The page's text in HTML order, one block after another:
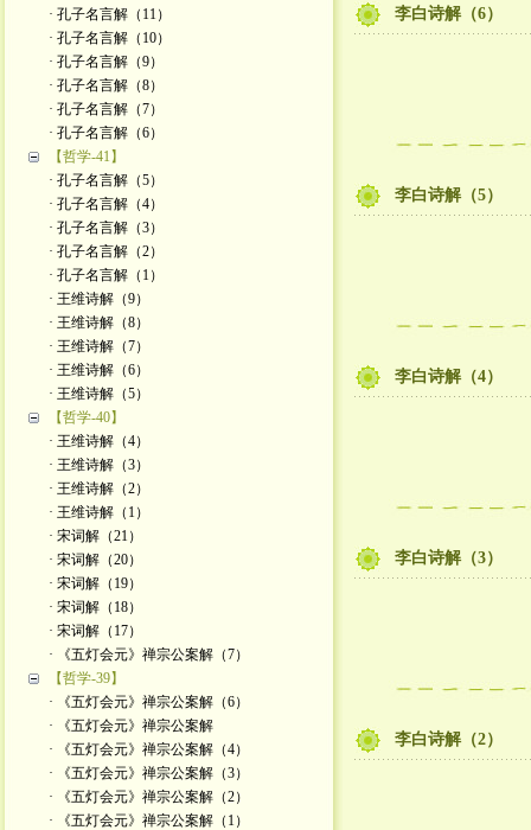
· 孔子名言解（11）
· 孔子名言解（10）
· 孔子名言解（9）
· 孔子名言解（8）
· 孔子名言解（7）
· 孔子名言解（6）
【哲学-41】
· 孔子名言解（5）
· 孔子名言解（4）
· 孔子名言解（3）
· 孔子名言解（2）
· 孔子名言解（1）
· 王维诗解（9）
· 王维诗解（8）
· 王维诗解（7）
· 王维诗解（6）
· 王维诗解（5）
【哲学-40】
· 王维诗解（4）
· 王维诗解（3）
· 王维诗解（2）
· 王维诗解（1）
· 宋词解（21）
· 宋词解（20）
· 宋词解（19）
· 宋词解（18）
· 宋词解（17）
· 《五灯会元》禅宗公案解（7）
【哲学-39】
· 《五灯会元》禅宗公案解（6）
· 《五灯会元》禅宗公案解
· 《五灯会元》禅宗公案解（4）
· 《五灯会元》禅宗公案解（3）
· 《五灯会元》禅宗公案解（2）
· 《五灯会元》禅宗公案解（1）
李白诗解（6）
李白诗解（5）
李白诗解（4）
李白诗解（3）
李白诗解（2）